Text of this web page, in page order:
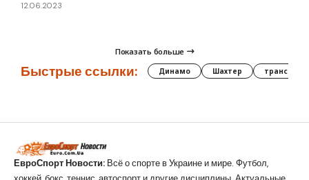
12.06.2023
Показать больше
Быстрые ссылки: Динамо Шахтер трансферы
ЕвроСпорт Новости: Всё о спорте в Украине и мире. Футбол,